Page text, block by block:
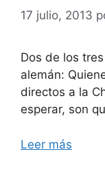
17 julio, 2013
Dos de los
alemán:
directos a la
esperar, son
Leer más